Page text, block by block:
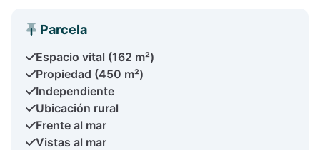
Parcela
Espacio vital (162 m²)
Propiedad (450 m²)
Independiente
Ubicación rural
Frente al mar
Vistas al mar